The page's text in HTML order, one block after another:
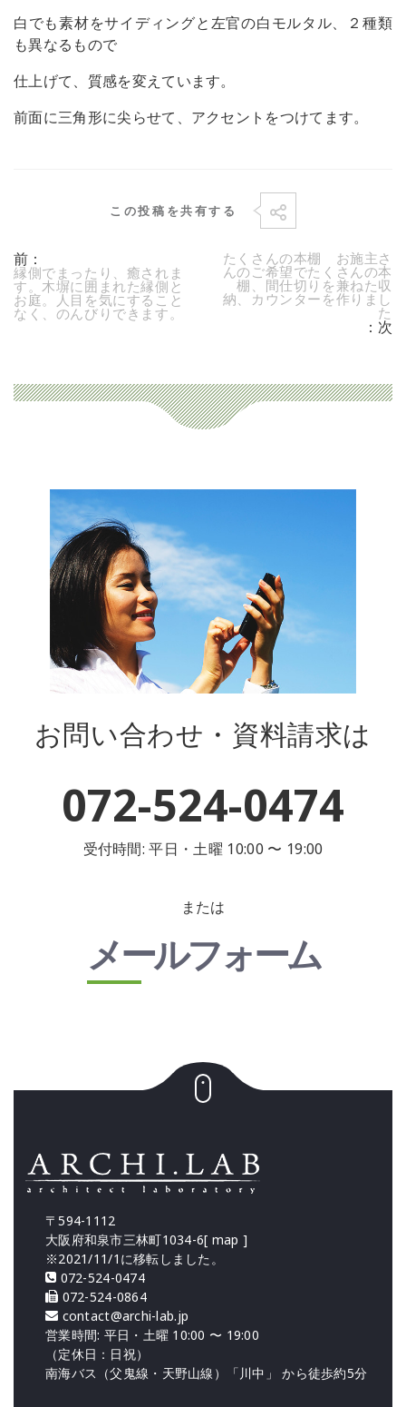
白でも素材をサイディングと左官の白モルタル、２種類
も異なるもので
仕上げて、質感を変えています。
前面に三角形に尖らせて、アクセントをつけてます。
この投稿を共有する
前：
縁側でまったり、癒されま
す。木塀に囲まれた縁側と
お庭。人目を気にすること
なく、のんびりできます。
たくさんの本棚 お施主さ
んのご希望でたくさんの本
棚、間仕切りを兼ねた収
納、カウンターを作りまし
た
：次
お問い合わせ・資料請求は
072-524-0474
受付時間: 平日・土曜 10:00 〜 19:00
または
メールフォーム
〒594-1112
大阪府和泉市三林町1034-6[ map ]
※2021/11/1に移転しました。
072-524-0474
072-524-0864
contact@archi-lab.jp
営業時間: 平日・土曜 10:00 〜 19:00
（定休日：日祝）
南海バス（父鬼線・天野山線）「川中」 から徒歩約5分